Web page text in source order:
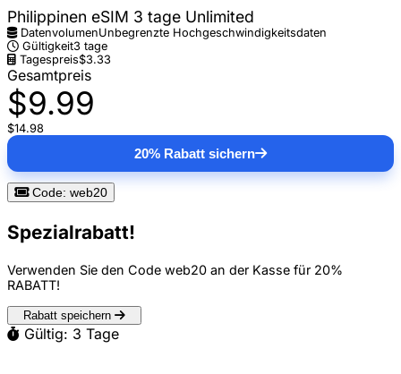
Philippinen eSIM 3 tage Unlimited
DatenvolumenUnbegrenzte Hochgeschwindigkeitsdaten
Gültigkeit3 tage
Tagespreis$3.33
Gesamtpreis
$9.99
$14.98
20% Rabatt sichern
Code: web20
Spezialrabatt!
Verwenden Sie den Code web20 an der Kasse für 20%
RABATT!
Rabatt speichern
Gültig: 3 Tage